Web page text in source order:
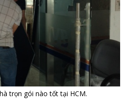
trọn gói nào tốt tại HCM.